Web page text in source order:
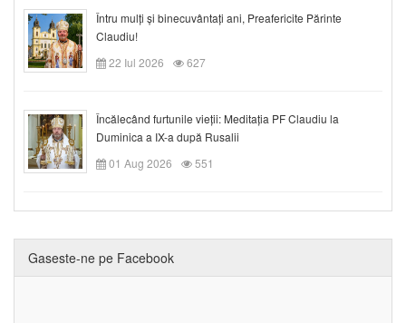
Întru mulți și binecuvântați ani, Preafericite Părinte
Claudiu!
22 Iul 2026
627
Încălecând furtunile vieții: Meditația PF Claudiu la
Duminica a IX-a după Rusalii
01 Aug 2026
551
Gaseste-ne pe Facebook